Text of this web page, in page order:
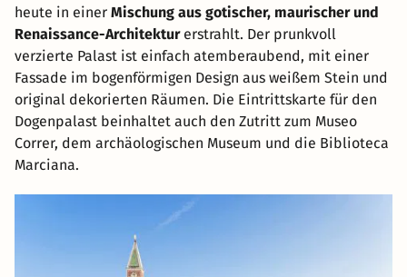
heute in einer Mischung aus gotischer, maurischer und
Renaissance-Architekturerstrahlt. Der prunkvoll
verzierte Palast ist einfach atemberaubend, mit einer
Fassade im bogenförmigen Design aus weißem Stein und
original dekorierten Räumen. Die Eintrittskarte für den
Dogenpalast beinhaltet auch den Zutritt zum Museo
Correr, dem archäologischen Museum und die Biblioteca
Marciana.